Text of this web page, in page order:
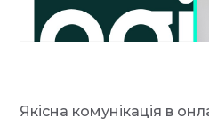
Якісна комунікація в